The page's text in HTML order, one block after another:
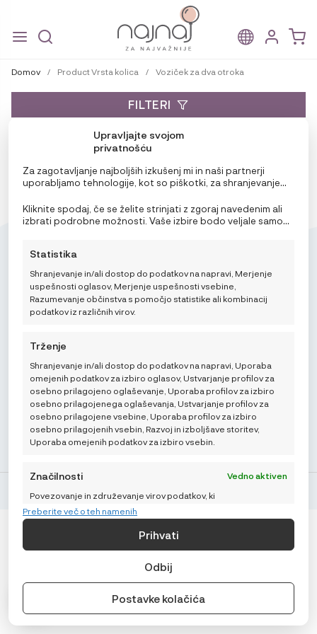
Upravljajte svojom
privatnošću
Za zagotavljanje najboljših izkušenj mi in naši partnerji
uporabljamo tehnologije, kot so piškotki, za shranjevanje
tehnologije nam in našim partnerjem omogoča obdelavo
osebnih podatkov, kot so vedenje pri brskanju ali edinstveni
identifikatorji na tem spletnem mestu. Neprivolitev ali
funkcije in funkcije.
Kliknite spodaj, če se želite strinjati z zgoraj navedenim ali
izbrati podrobne možnosti. Vaše izbire bodo veljale samo
uporabite preklopna stikala v pravilniku o piškotkih ali
kliknete gumb za upravljanje soglasja na dnu zaslona.
Statistika
Shranjevanje in/ali dostop do podatkov na napravi, Merjenje
uspešnosti oglasov, Merjenje uspešnosti vsebine,
Razumevanje občinstva s pomočjo statistike ali kombinacij
podatkov iz različnih virov.
Trženje
Shranjevanje in/ali dostop do podatkov na napravi, Uporaba
omejenih podatkov za izbiro oglasov, Ustvarjanje profilov za
osebno prilagojeno oglaševanje, Uporaba profilov za izbiro
osebno prilagojenega oglaševanja, Ustvarjanje profilov za
osebno prilagojene vsebine, Uporaba profilov za izbiro
osebno prilagojenih vsebin, Razvoj in izboljšave storitev,
Uporaba omejenih podatkov za izbiro vsebin.
Značilnosti
Vedno aktiven
Povezovanje in združevanje virov podatkov, ki
niso pridobljeni na spletu, Povezovanje
različnih naprav, Identifikacija naprave na
podlagi samodejno prenesenih informacij.
Zagotavljanje varnosti, preprečevanje
in zaznavanje prevar in odpravljanje
težav, Dostava in prikaz oglasov in
Vedno aktiven
Preberite več o teh namenih
Prihvati
Odbij
Postavke kolačića
to
to
Domov / Product Vrsta kolica / Voziček za dva otroka
Ujemajočih izdelkov ni mogoče najti.
FILTERI
Mikroedra d.o.o.
info@najnaj.eu
TIPS
PODRŠKA
NAJNAJ.EU
© Najnaj.eu 2026.